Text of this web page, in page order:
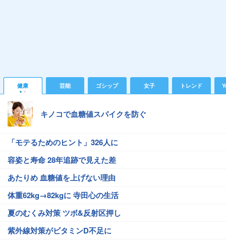
健康 芸能 ゴシップ 女子 トレンド
キノコで血糖値スパイクを防ぐ
「モテるためのヒント」326人に
容姿と寿命 28年追跡で見えた差
あたりめ 血糖値を上げない理由
体重62kg→82kgに 寺田心の生活
夏のむくみ対策 ツボ&反射区押し
紫外線対策がビタミンD不足に